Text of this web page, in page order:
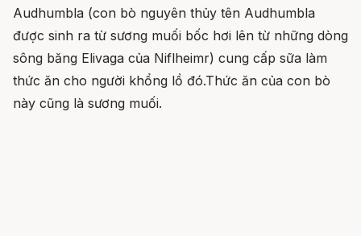
Audhumbla (con bò nguyên thủy tên Audhumbla
được sinh ra từ sương muối bốc hơi lên từ những dòng
sông băng Elivaga của Niflheimr) cung cấp sữa làm
thức ăn cho người khổng lồ đó.Thức ăn của con bò
này cũng là sương muối.